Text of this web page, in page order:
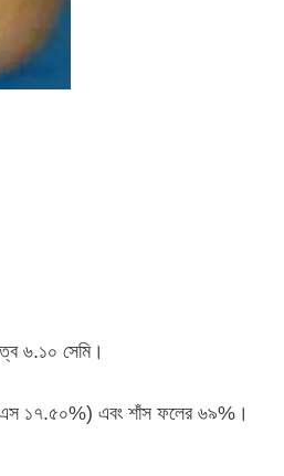
৬.১০ সেমি।
১৭.৫০%) এবং শাঁস ফলের ৬৯%।